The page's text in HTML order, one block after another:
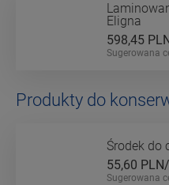
Eligna
598,45
Sugerowana
Produkty do
Środek do
55,60
Sugerowana